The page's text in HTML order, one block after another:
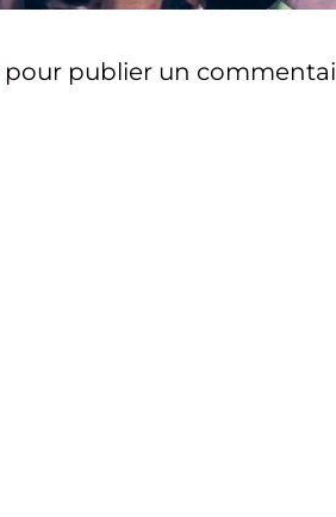
pour publier un